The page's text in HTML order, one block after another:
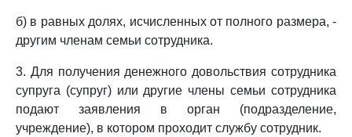
б) в равных долях, исчисленных от полного размера, -
другим членам семьи сотрудника.
3. Для получения денежного довольствия сотрудника
супруга (супруг) или другие члены семьи сотрудника
подают заявления в орган (подразделение,
учреждение), в котором проходит службу сотрудник.